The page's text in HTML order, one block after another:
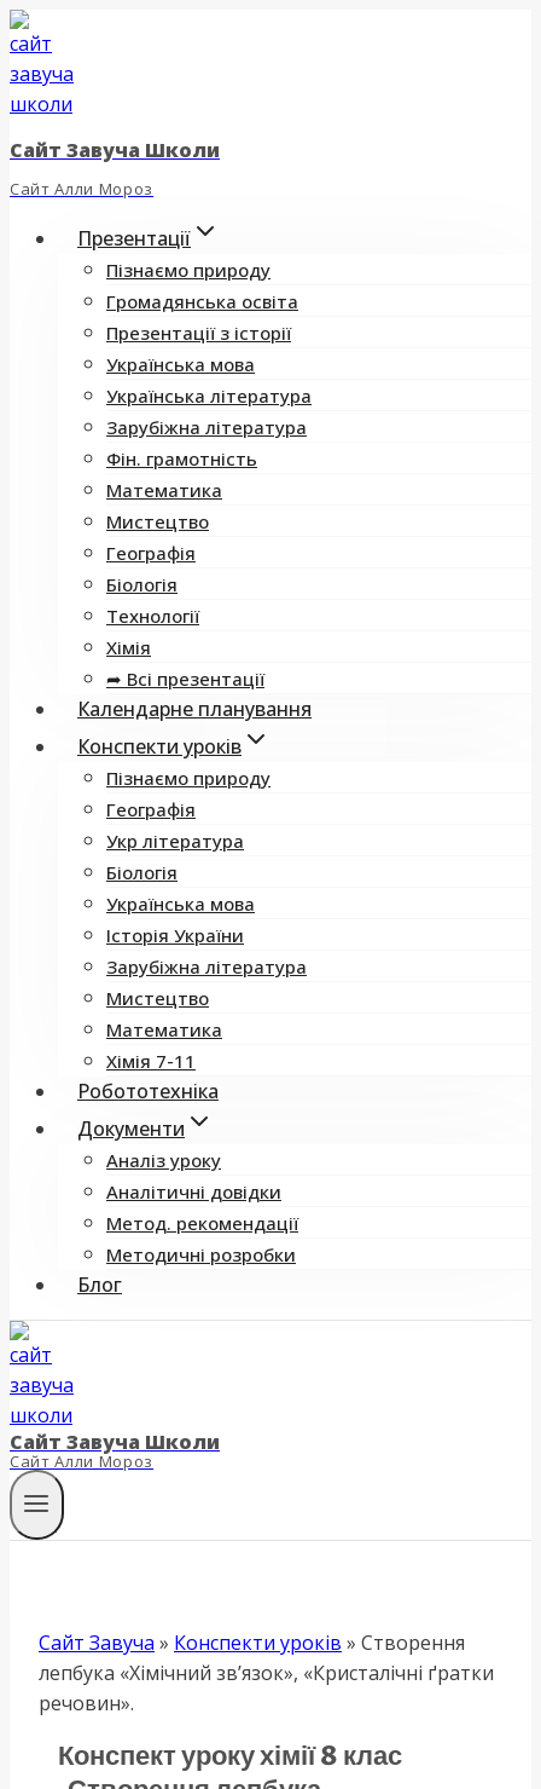
Перейти
до
вмісту
Сайт Завуча Школи
Сайт Алли Мороз
Презентації
Пізнаємо природу
Громадянська освіта
Презентації з історії
Українська мова
Українська література
Зарубіжна література
Фін. грамотність
Математика
Мистецтво
Географія
Біологія
Технології
Хімія
➦ Всі презентації
Календарне планування
Конспекти уроків
Пізнаємо природу
Географія
Укр література
Біологія
Українська мова
Історія України
Зарубіжна література
Мистецтво
Математика
Хімія 7-11
Робототехніка
Документи
Аналіз уроку
Аналітичні довідки
Метод. рекомендації
Методичні розробки
Блог
Сайт Завуча Школи
Сайт Алли Мороз
Сайт Завуча » Конспекти уроків » Створення
лепбука «Хімічний зв’язок», «Кристалічні ґратки
речовин».
Конспект уроку хімії 8 клас